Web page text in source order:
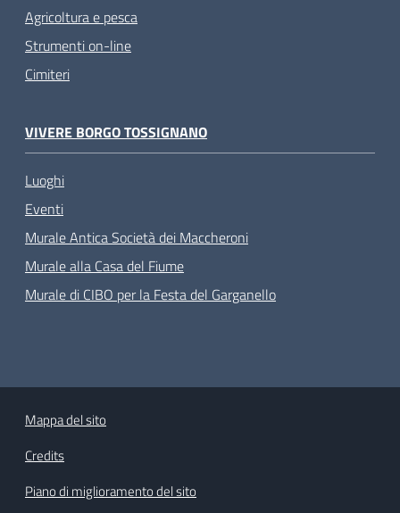
Agricoltura e pesca
Strumenti on-line
Cimiteri
VIVERE BORGO TOSSIGNANO
Luoghi
Eventi
Murale Antica Società dei Maccheroni
Murale alla Casa del Fiume
Murale di CIBO per la Festa del Garganello
Mappa del sito
Credits
Piano di miglioramento del sito